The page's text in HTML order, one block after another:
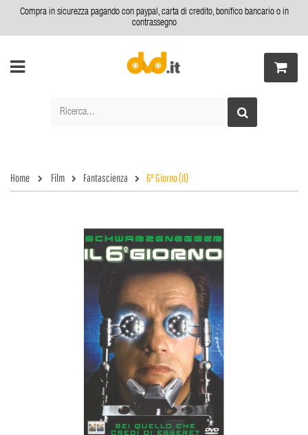
Compra in sicurezza pagando con paypal, carta di credito, bonifico bancario o in
contrassegno
Home Film Fantascienza 6° Giorno (Il)